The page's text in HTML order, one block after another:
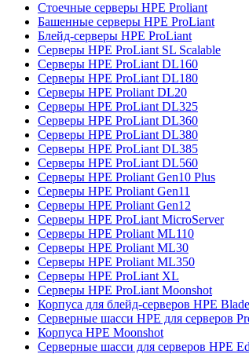
Стоечные серверы HPE Proliant
Башенные серверы HPE ProLiant
Блейд-серверы HPE ProLiant
Серверы HPE ProLiant SL Scalable
Серверы HPE ProLiant DL160
Серверы HPE ProLiant DL180
Серверы HPE Proliant DL20
Серверы HPE ProLiant DL325
Серверы HPE ProLiant DL360
Серверы HPE ProLiant DL380
Серверы HPE ProLiant DL385
Серверы HPE ProLiant DL560
Серверы HPE Proliant Gen10 Plus
Серверы HPE Proliant Gen11
Серверы HPE Proliant Gen12
Серверы HPE ProLiant MicroServer
Серверы HPE Proliant ML110
Серверы HPE Proliant ML30
Серверы HPE Proliant ML350
Серверы HPE ProLiant XL
Серверы HPE ProLiant Moonshot
Корпуса для блейд-серверов HPE
Серверные шасси HPE для серверов
Корпуса HPE Moonshot
Серверные шасси для серверов HPE